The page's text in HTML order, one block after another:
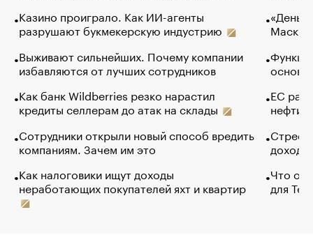
Казино проиграло. Как ИИ-агенты
разрушают букмекерскую индустрию
Выживают сильнейших. Почему компании
избавляются от лучших сотрудников
Как банк Wildberries резко нарастил
кредиты селлерам до атак на склады
Сотрудники открыли новый способ вредить
компаниям. Зачем им это
Как налоговики ищут доходы
неработающих покупателей яхт и квартир
Маск в
основ
ЕС
нефти
Что
для